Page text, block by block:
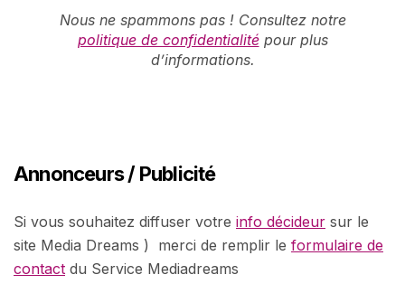
Nous ne spammons pas ! Consultez notre
politique de confidentialitépour plus
d’informations.
Annonceurs / Publicité
Si vous souhaitez diffuser votre info décideur sur le
site Media Dreams ) merci de remplir le formulaire de
contact du Service Mediadreams